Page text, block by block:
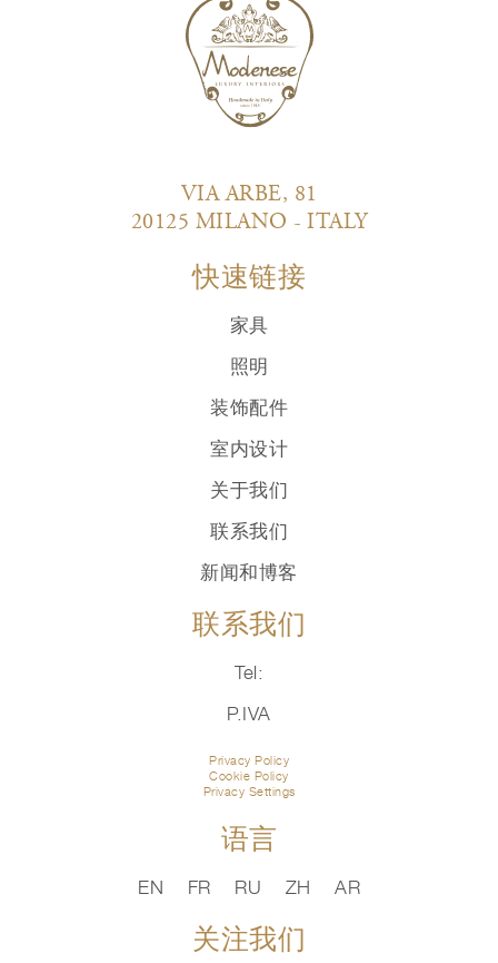
VIA ARBE, 81
20125 MILANO - ITALY
快速链接
家具
照明
装饰配件
室内设计
关于我们
联系我们
新闻和博客
联系我们
Tel:
P.IVA
Privacy Policy
Cookie Policy
Privacy Settings
语言
EN FR RU ZH AR
关注我们